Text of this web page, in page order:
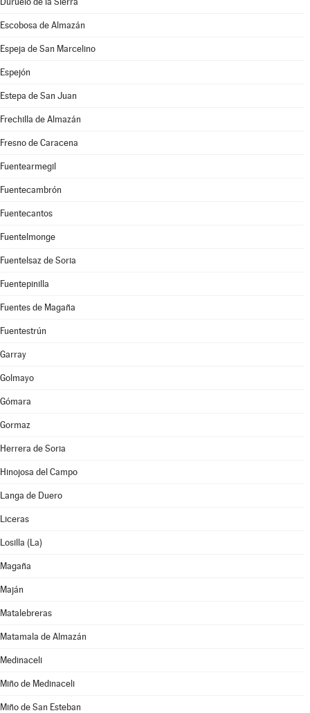
Escobosa de Almazán
Espeja de San Marcelino
Espejón
Estepa de San Juan
Frechilla de Almazán
Fresno de Caracena
Fuentearmegil
Fuentecambrón
Fuentecantos
Fuentelmonge
Fuentelsaz de Soria
Fuentepinilla
Fuentes de Magaña
Fuentestrún
Garray
Golmayo
Gómara
Gormaz
Herrera de Soria
Hinojosa del Campo
Langa de Duero
Liceras
Losilla (La)
Magaña
Maján
Matalebreras
Matamala de Almazán
Medinaceli
Miño de Medinaceli
Miño de San Esteban